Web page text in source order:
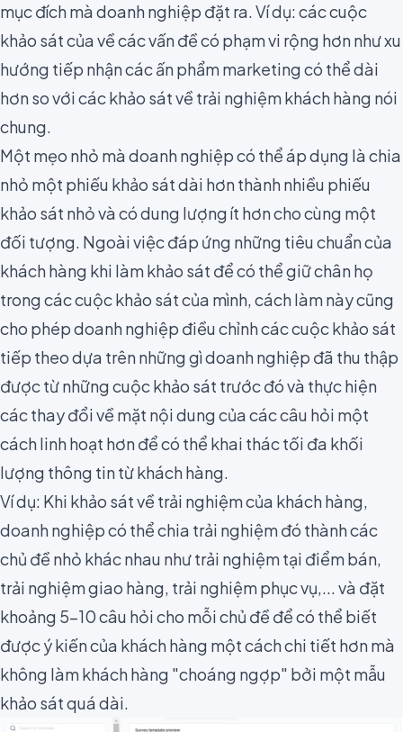
mục đích mà doanh nghiệp đặt ra. Ví dụ: các cuộc
khảo sát của về các vấn đề có phạm vi rộng hơn như xu
hướng tiếp nhận các ấn phẩm marketing có thể dài
hơn so với cáckhảo sát về trải nghiệm khách hàng nói
chung.
Một mẹo nhỏ mà doanh nghiệp có thể áp dụng làchia
nhỏ một phiếu khảo sát dài hơn thành nhiều phiếu
khảo sát nhỏvà có dung lượng ít hơn cho cùng một
đối tượng. Ngoài việc đáp ứng những tiêu chuẩn của
khách hàng khi làm khảo sát để có thểgiữ chân họ
trong các cuộc khảo sát của mình, cách làm này cũng
cho phép doanh nghiệp điều chỉnh các cuộc khảo sát
tiếp theo dựa trên những gì doanh nghiệp đã thu thập
được từ những cuộc khảo sát trước đó và thực hiện
các thay đổi về mặt nội dung của các câu hỏi một
cách linh hoạt hơn để có thể khai thác tối đa khối
lượng thông tin từ khách hàng.
Ví dụ: Khi khảo sát về trải nghiệm của khách hàng,
doanh nghiệp có thể chia trải nghiệm đó thành các
chủ đề nhỏ khác nhau như trải nghiệm tại điểm bán,
trải nghiệm giao hàng, trải nghiệm phục vụ,... và đặt
khoảng 5-10 câu hỏi cho mỗi chủ đề để có thể biết
được ý kiến của khách hàng một cách chi tiết hơn mà
không làm khách hàng "choáng ngợp" bởi một mẫu
khảo sát quá dài.